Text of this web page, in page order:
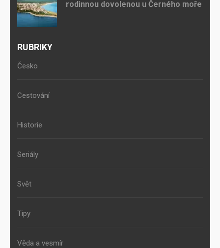
rodinnou dovolenou u Černého moře
RUBRIKY
Česko
Cestování
Historie
Seriály
Svět
Tipy
Věda a vesmír